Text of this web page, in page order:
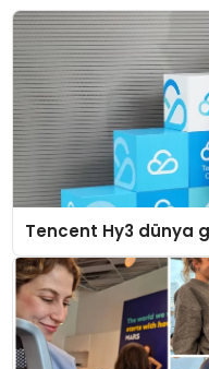
Tencent Hy3 dünya